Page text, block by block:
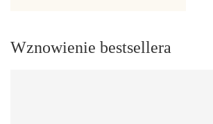
Wznowienie bestsellera